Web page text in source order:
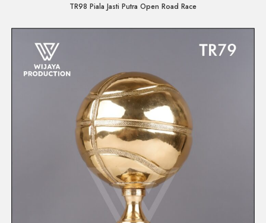
TR98 Piala Jasti Putra Open Road Race